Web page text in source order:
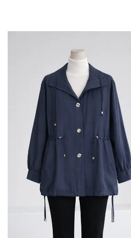
ve tanıtım ile ilgili iletişim almayı kabul
okuduğunuzu ve kabul ettiğinizi onaylarsınız.